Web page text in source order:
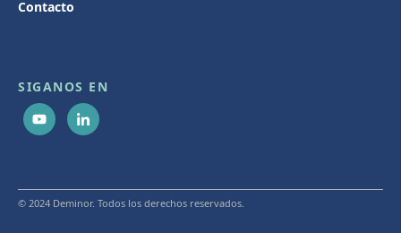
Contacto
SIGANOS EN
© 2024 Deminor. Todos los derechos reservados.